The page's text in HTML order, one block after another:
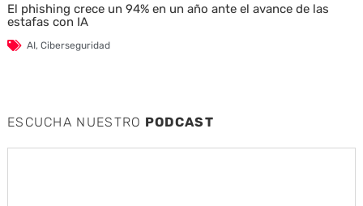
El phishing crece un 94% en un año ante el avance de las
estafas con IA
AI, Ciberseguridad
ESCUCHA NUESTRO PODCAST